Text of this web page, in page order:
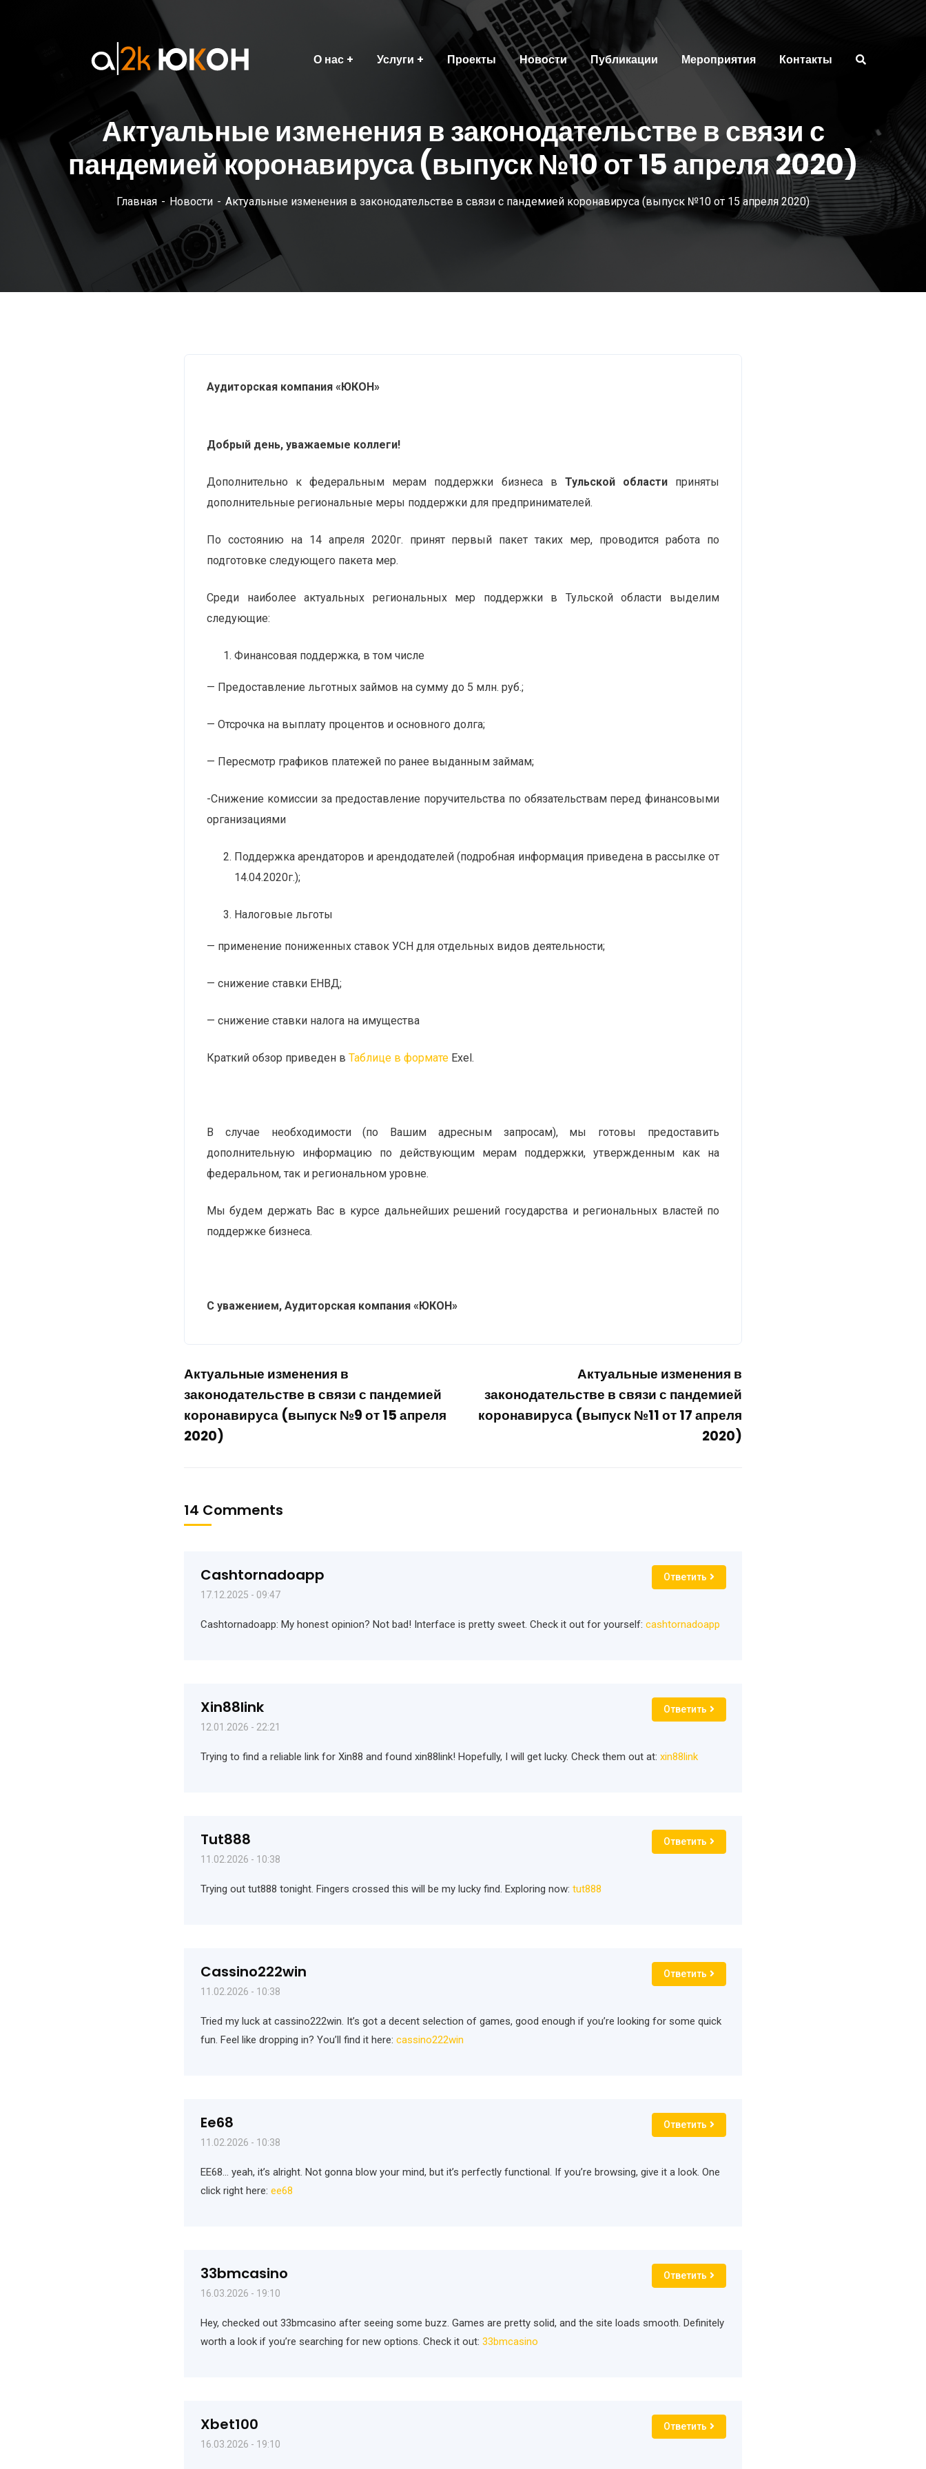
О нас Услуги Проекты Новости Публикации Мероприятия Контакты
Актуальные изменения в законодательстве в связи с
пандемией коронавируса (выпуск №10 от 15 апреля 2020)
Главная Новости Актуальные изменения в законодательстве в связи с пандемией коронавируса (выпуск №10 от 15 апреля 2020)
Аудиторская компания «ЮКОН»
Добрый день, уважаемые коллеги!
Дополнительно к федеральным мерам поддержки бизнеса в Тульской областиприняты
дополнительные региональные меры поддержки для предпринимателей.
По состоянию на 14 апреля 2020г. принят первый пакет таких мер, проводится работа по
подготовке следующего пакета мер.
Среди наиболее актуальных региональных мер поддержки в Тульской области выделим
следующие:
Финансовая поддержка, в том числе
— Предоставление льготных займов на сумму до 5 млн. руб.;
— Отсрочка на выплату процентов и основного долга;
— Пересмотр графиков платежей по ранее выданным займам;
-Снижение комиссии за предоставление поручительства по обязательствам перед финансовыми
организациями
Поддержка арендаторов и арендодателей (подробная информация приведена в рассылке от
14.04.2020г.);
Налоговые льготы
— применение пониженных ставок УСН для отдельных видов деятельности;
— снижение ставки ЕНВД;
— снижение ставки налога на имущества
Краткий обзор приведен в Таблице в формате Exel.
В случае необходимости (по Вашим адресным запросам), мы готовы предоставить
дополнительную информацию по действующим мерам поддержки, утвержденным как на
федеральном, так и региональном уровне.
Мы будем держать Вас в курсе дальнейших решений государства и региональных властей по
поддержке бизнеса.
С уважением, Аудиторская компания «ЮКОН»
Актуальные изменения в
законодательстве в связи с пандемией
коронавируса (выпуск №9 от 15 апреля
2020)
Актуальные изменения в
законодательстве в связи с пандемией
коронавируса (выпуск №11 от 17 апреля
2020)
14 Comments
Cashtornadoapp
17.12.2025 - 09:47
Cashtornadoapp: My honest opinion? Not bad! Interface is pretty sweet. Check it out for yourself: cashtornadoapp
Ответить
Xin88link
12.01.2026 - 22:21
Trying to find a reliable link for Xin88 and found xin88link! Hopefully, I will get lucky. Check them out at: xin88link
Ответить
Tut888
11.02.2026 - 10:38
Trying out tut888 tonight. Fingers crossed this will be my lucky find. Exploring now: tut888
Ответить
Cassino222win
11.02.2026 - 10:38
Tried my luck at cassino222win. It’s got a decent selection of games, good enough if you’re looking for some quick
fun. Feel like dropping in? You’ll find it here: cassino222win
Ответить
Ee68
11.02.2026 - 10:38
EE68… yeah, it’s alright. Not gonna blow your mind, but it’s perfectly functional. If you’re browsing, give it a look. One
click right here: ee68
Ответить
33bmcasino
16.03.2026 - 19:10
Hey, checked out 33bmcasino after seeing some buzz. Games are pretty solid, and the site loads smooth. Definitely
worth a look if you’re searching for new options. Check it out: 33bmcasino
Ответить
Xbet100
16.03.2026 - 19:10
Ответить